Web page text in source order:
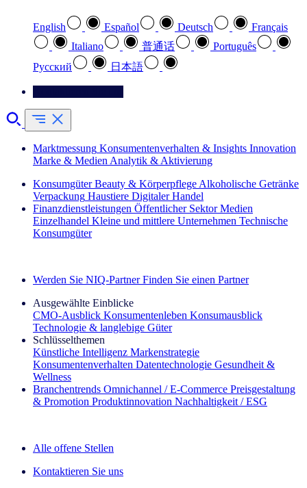
English Español Deutsch
Français
Italiano
普通话
Português
Pусский
日本語
Marktmessung Konsumentenverhalten & Insights Innovation
Marke & Medien Analytik & Aktivierung
Konsumgüter Beauty & Körperpflege Alkoholische Getränke
Verpackung Haustiere Digitaler Handel
Finanzdienstleistungen Öffentlicher Sektor Medien
Einzelhandel Kleine und mittlere Unternehmen Technische
Konsumgüter
Werden Sie NIQ-Partner Finden Sie einen Partner
Ausgewählte Einblicke
CMO‑Ausblick Konsumentenleben Konsumausblick
Technologie & langlebige Güter
Schlüsselthemen
Künstliche Intelligenz Markenstrategie
Konsumentenverhalten Datentechnologie Gesundheit &
Wellness
Branchentrends Omnichannel / E‑Commerce Preisgestaltung
& Promotion Produktinnovation Nachhaltigkeit / ESG
Alle offene Stellen
Kontaktieren Sie uns